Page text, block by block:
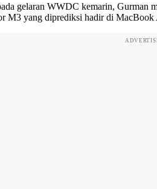
gelaran WWDC kemarin,
M3 yang diprediksi hadir di